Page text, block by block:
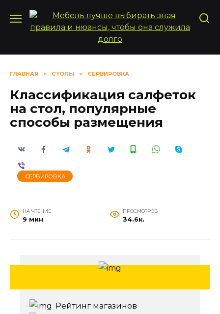
содержанию
ГЛАВНАЯ » СТОЛЫ » СЕРВИРОВКА
Классификация салфеток
на стол, популярные
способы размещения
СЕРВИРОВКА
НА ЧТЕНИЕ
9 мин
ПРОСМОТРОВ
34.6к.
Рейтинг магазинов